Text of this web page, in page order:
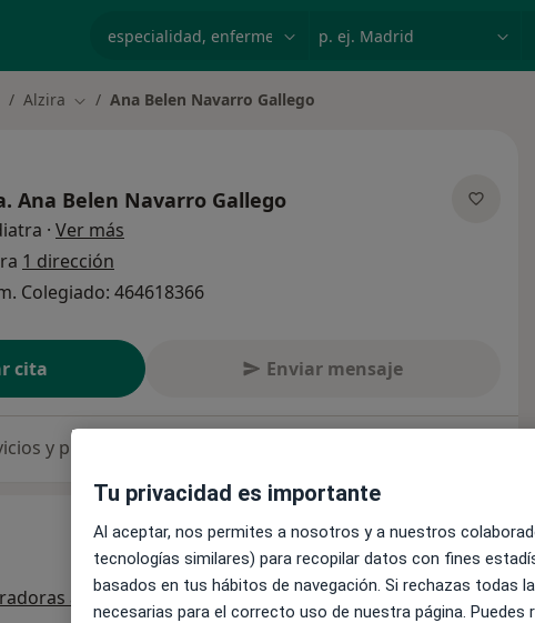
Alzira Cambiar de ciudad
Ana Belen Navarro Gallego
Ana Belen Navarro Gallego
· Ver más
1 dirección
Colegiado: 464618366
cita Enviar mensaje
y precios
aceptadas
Tu privacidad es importante
Al aceptar, nos permites a nosotros y a nuestros
tecnologías similares) para recopilar datos con fines
basados en tus hábitos de navegación. Si rechazas todas
necesarias para el correcto uso de nuestra página.